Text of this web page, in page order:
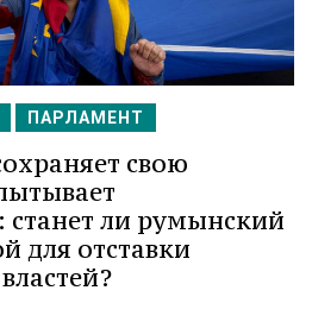
ПАРЛАМЕНТ
свою
станет ли румынский
для отставки